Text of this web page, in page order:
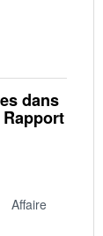
dans
Affaire